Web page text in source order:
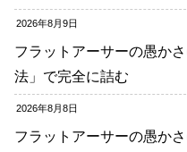
2026年8月9日
フラットアーサーの愚か
法」で完全に詰む
2026年8月8日
フラットアーサーの愚か